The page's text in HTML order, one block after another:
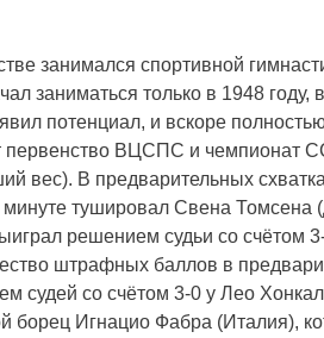
занимался спортивной
заниматься только в 1948 году,
потенциал, и вскоре
первенство ВЦСПС и чемпионат
вес). В предварительных
тушировал Свена Томсена
решением судьи со счётом
штрафных баллов в
судей со счётом 3-0 у Лео
борец Игнацио Фабра (Италия),